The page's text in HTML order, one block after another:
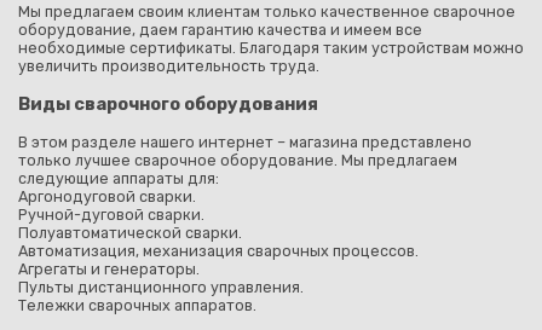
Мы предлагаем своим клиентам только качественное сварочное
оборудование, даем гарантию качества и имеем все
необходимые сертификаты. Благодаря таким устройствам можно
увеличить производительность труда.
Виды сварочного оборудования
В этом разделе нашего интернет – магазина представлено
только лучшее сварочное оборудование. Мы предлагаем
следующие аппараты для:
Аргонодуговой сварки.
Ручной-дуговой сварки.
Полуавтоматической сварки.
Автоматизация, механизация сварочных процессов.
Агрегаты и генераторы.
Пульты дистанционного управления.
Тележки сварочных аппаратов.